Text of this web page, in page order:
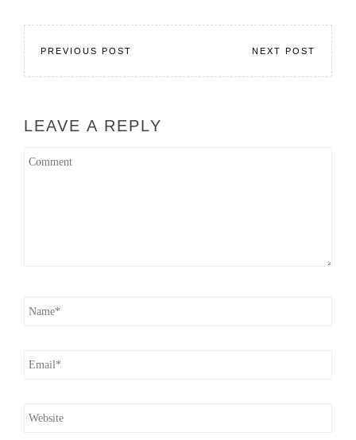
PREVIOUS POST NEXT POST
LEAVE A REPLY